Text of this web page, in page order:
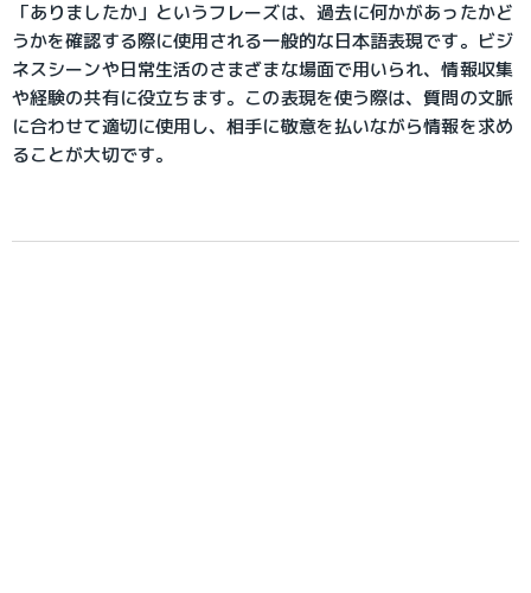
「ありましたか」というフレーズは、過去に何かがあったかど
うかを確認する際に使用される一般的な日本語表現です。ビジ
ネスシーンや日常生活のさまざまな場面で用いられ、情報収集
や経験の共有に役立ちます。この表現を使う際は、質問の文脈
に合わせて適切に使用し、相手に敬意を払いながら情報を求め
ることが大切です。